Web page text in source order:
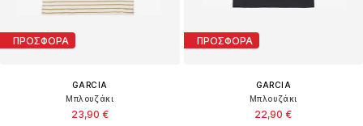
ΠΡΟΣΦΟΡΑ
GARCIA
Μπλουζάκι
23,90 €
ΠΡΟΣΦΟΡΑ
GARCIA
Μπλουζάκι
22,90 €